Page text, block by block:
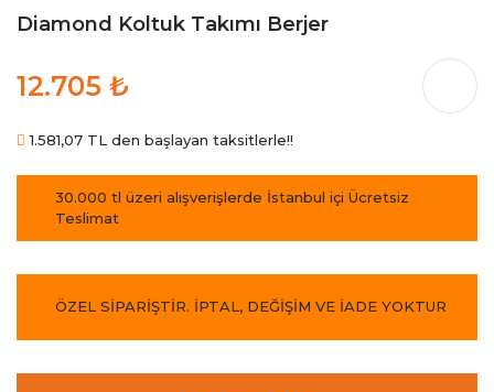
Diamond Koltuk Takımı Berjer
12.705 ₺
1.581,07 TL den başlayan taksitlerle!!
30.000 tl üzeri alışverişlerde İstanbul içi Ücretsiz
Teslimat
ÖZEL SİPARİŞTİR. İPTAL, DEĞİŞİM VE İADE YOKTUR